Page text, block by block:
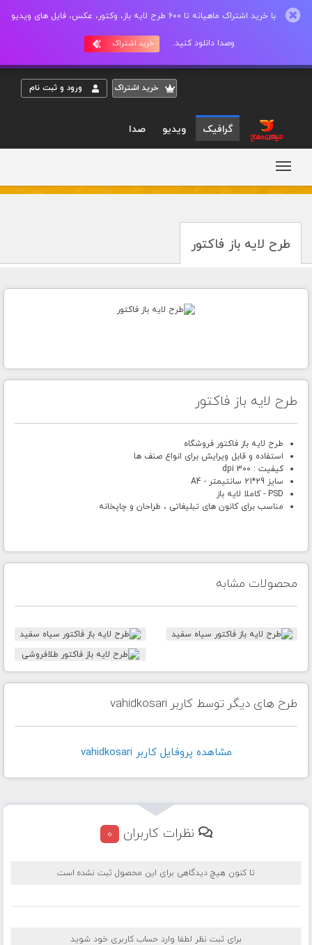
با خرید اشتراک ماهیانه تا 600 طرح لایه باز، وکتور، عکس، فایل های ویدیو
وصدا دانلود کنید. خرید اشتراک
خريد اشتراک ورود و ثبت نام
گرافیک ویدیو صدا
طرح لایه باز فاکتور
طرح لایه باز فاکتور
طرح لایه باز فاکتور فروشگاه
استفاده و قابل ویرایش برای انواع صنف ها
کیفیت : 300 dpi
سایز 29*21 سانتیمتر - A4
PSD - کاملا لایه باز
مناسب برای کانون های تبلیغاتی ، طراحان و چاپخانه
محصولات مشابه
طرح های دیگر توسط کاربر vahidkosari
مشاهده پروفايل کاربر vahidkosari
نظرات کاربران 0
تا کنون هیچ دیدگاهی برای این محصول ثبت نشده است
برای ثبت نظر لطفا وارد حساب کاربری خود شوید